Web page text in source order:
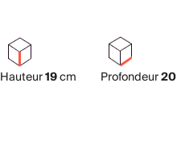
Hauteur19cm Profondeur20